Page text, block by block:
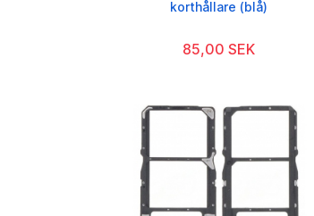
korthållare (blå)
85,00 SEK